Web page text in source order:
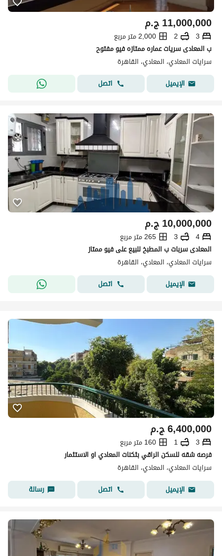
ج.م11,000,000
3
2
2,000 متر مربع
ب المعادى سريات عماره ممتازه فيو مفتوح
سرايات المعادي، المعادي، القاهرة
الإيميل
اتصل
ج.م10,000,000
4
3
265 متر مربع
المعادى سربات ب المطبخ للبيع على فيو ممتاز
سرايات المعادي، المعادي، القاهرة
الإيميل
اتصل
ج.م6,400,000
3
1
160 متر مربع
فرصه شقه للسكن الراقي بثكنات المعادي او الاستثمار
سرايات المعادي، المعادي، القاهرة
الإيميل
اتصل رسالة